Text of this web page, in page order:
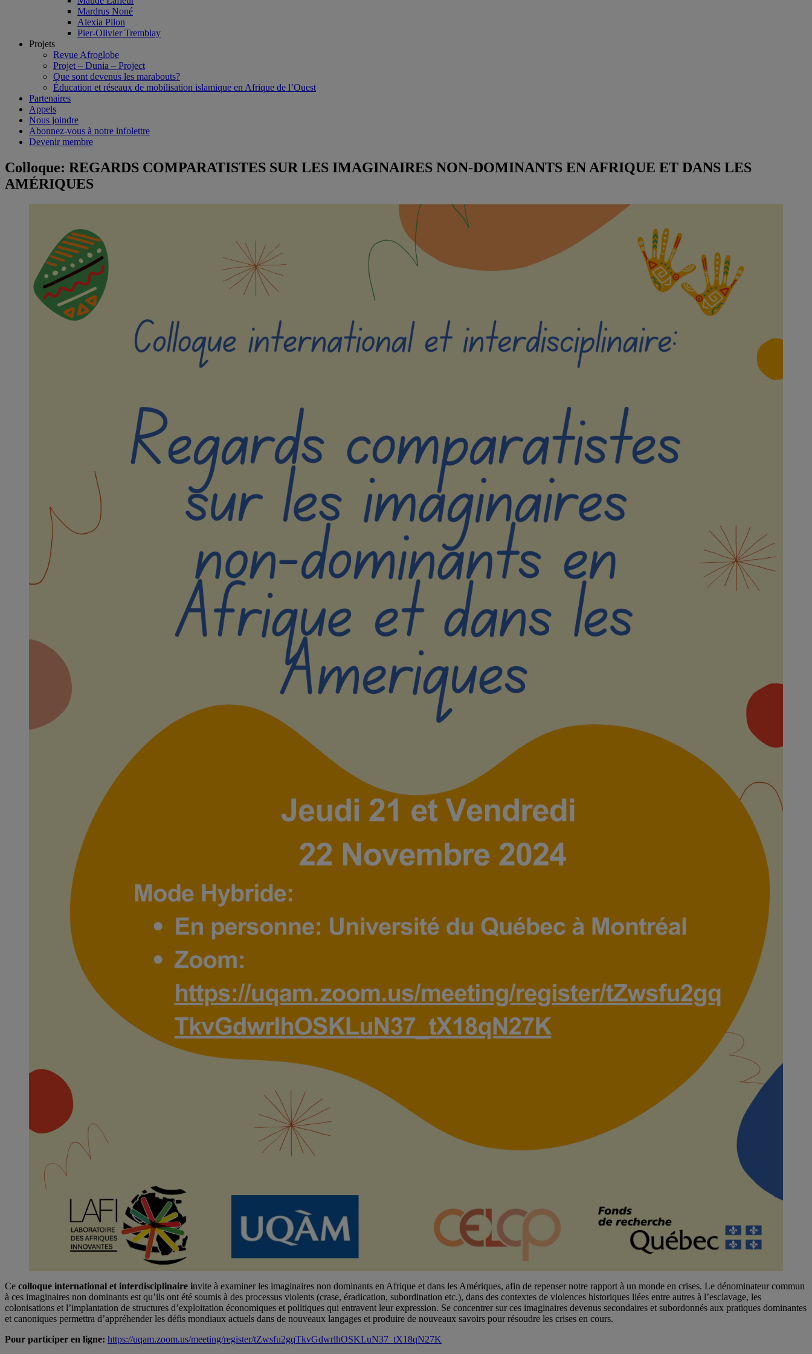
Mardrus Noné
Alexia Pilon
Pier-Olivier Tremblay
Projets
Revue Afroglobe
Projet – Dunia – Project
Que sont devenus les marabouts?
Éducation et réseaux de mobilisation islamique en Afrique de l’Ouest
Partenaires
Appels
Nous joindre
Abonnez-vous à notre infolettre
Devenir membre
Colloque: REGARDS COMPARATISTES SUR LES IMAGINAIRES NON-DOMINANTS EN AFRIQUE ET DANS LES
AMÉRIQUES
Ce colloque international et interdisciplinaire invite à examiner les imaginaires non dominants en Afrique et dans les Amériques, afin de repenser notre rapport à un monde en crises. Le dénominateur commun
à ces imaginaires non dominants est qu’ils ont été soumis à des processus violents (crase, éradication, subordination etc.), dans des contextes de violences historiques liées entre autres à l’esclavage, les
colonisations et l’implantation de structures d’exploitation économiques et politiques qui entravent leur expression. Se concentrer sur ces imaginaires devenus secondaires et subordonnés aux pratiques dominantes
et canoniques permettra d’appréhender les défis mondiaux actuels dans de nouveaux langages et produire de nouveaux savoirs pour résoudre les crises en cours.
Pour participer en ligne: https://uqam.zoom.us/meeting/register/tZwsfu2gqTkvGdwrlhOSKLuN37_tX18qN27K